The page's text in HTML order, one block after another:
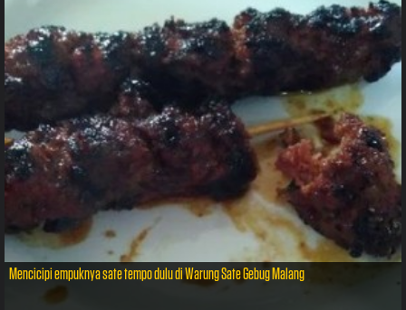
Mencicipi empuknya sate tempo dulu di Warung Sate Gebug Malang